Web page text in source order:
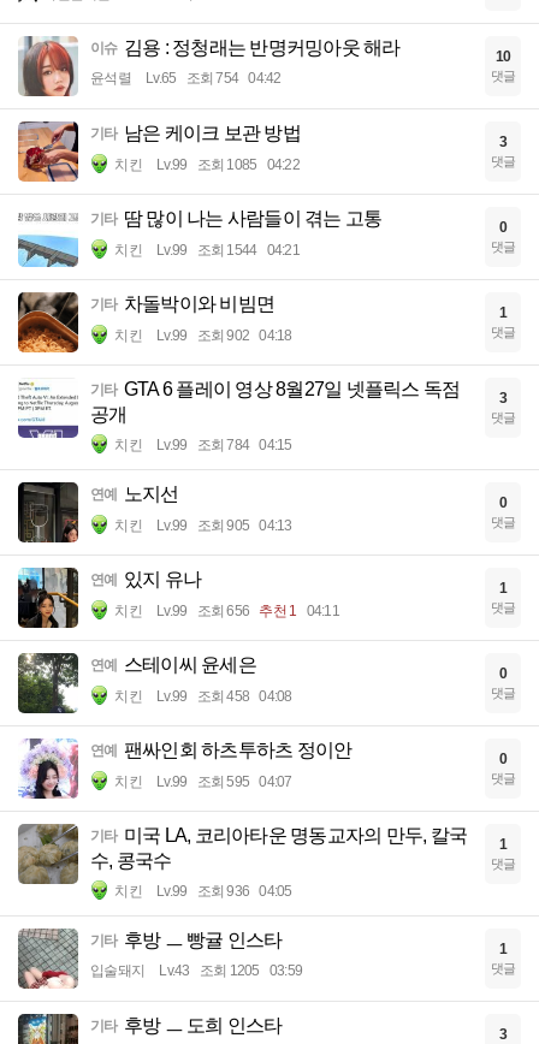
이슈 김용 : 정청래는 반명커밍아웃 해라
윤석렬 Lv.65 조회 754 04:42
10
댓글
기타 남은 케이크 보관 방법
치킨 Lv.99 조회 1085 04:22
3
댓글
기타 땀 많이 나는 사람들이 겪는 고통
치킨 Lv.99 조회 1544 04:21
0
댓글
기타 차돌박이와 비빔면
치킨 Lv.99 조회 902 04:18
1
댓글
기타 GTA 6 플레이 영상 8월27일 넷플릭스 독점
공개
치킨 Lv.99 조회 784 04:15
3
댓글
연예 노지선
치킨 Lv.99 조회 905 04:13
0
댓글
연예 있지 유나
치킨 Lv.99 조회 656 추천 1 04:11
1
댓글
연예 스테이씨 윤세은
치킨 Lv.99 조회 458 04:08
0
댓글
연예 팬싸인회 하츠투하츠 정이안
치킨 Lv.99 조회 595 04:07
0
댓글
기타 미국 LA, 코리아타운 명동교자의 만두, 칼국
수, 콩국수
치킨 Lv.99 조회 936 04:05
1
댓글
기타 후방 ㅡ 빵귤 인스타
입술돼지 Lv.43 조회 1205 03:59
1
댓글
기타 후방 ㅡ 도희 인스타 3